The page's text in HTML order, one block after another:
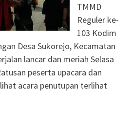
TMMD
Reguler ke-
103 Kodim
Desa Sukorejo, Kecamatan
lancar dan meriah Selasa
peserta upacara dan
acara penutupan terlihat